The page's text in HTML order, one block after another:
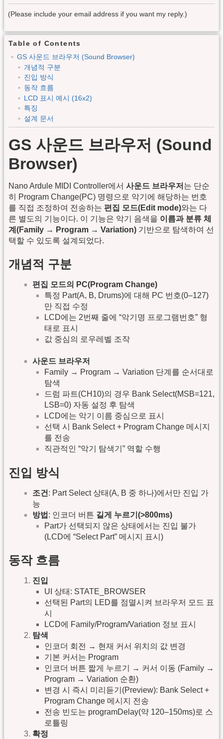
(Please include your email address if you want my reply.)
Table of Contents
GS 사운드 브라우저 (Sound Browser)
개념적 구분
진입 방식
동작 흐름
LCD 표시 예시 (16x2)
특징
설계 문서
GS 사운드 브라우저 (Sound
Browser)
Nano Ardule MIDI Controller에서 사운드 브라우저 는 단순
히 Program Change(PC) 명령으로 악기에 해당하는 번호
를 직접 조정하여 전송하는 편집 모드(Edit mode)와는 다
른 별도의 기능이다. 이 기능은 악기 음색을 이름과 분류 체
계(Family → Program → Variation) 기반으로 탐색하여 선
택할 수 있도록 설계되었다.
개념적 구분
편집 모드의 PC(Program Change)
특정 Part(A, B, Drums)에 대해 PC 번호(0–127)
만 직접 수정
LCD에는 2번째 줄에 “악기명 프로그램번호” 형
태로 표시
값 중심의 로우레벨 조작
사운드 브라우저
Family → Program → Variation 단계를 순서대로
탐색
드럼 파트(CH10)의 경우 Bank Select(MSB=121,
LSB=0) 자동 설정 후 탐색
LCD에는 악기 이름 중심으로 표시
선택 시 Bank Select + Program Change 메시지
를 전송
직관적인 “악기 탐색기” 역할 수행
진입 방식
조건 : Part Select 상태(A, B 중 하나)에서만 진입 가
능
방법 : 인코더 버튼 길게 누르기(>800ms)
Part가 선택되지 않은 상태에서는 진입 불가
(LCD에 “Select Part” 메시지 표시)
동작 흐름
진입
UI 상태: STATE_BROWSER
선택된 Part의 LED를 점멸시켜 브라우저 모드 표
시
LCD에 Family/Program/Variation 정보 표시
탐색
인코더 회전 → 현재 커서 위치의 값 변경
기본 커서는 Program
인코더 버튼 짧게 누르기 → 커서 이동 (Family →
Program → Variation 순환)
변경 시 즉시 미리듣기(Preview): Bank Select +
Program Change 메시지 전송
전송 빈도는 programDelay(약 120–150ms)로 스
로틀링
확정